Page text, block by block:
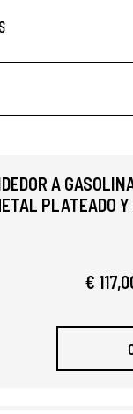
A
PLATEADO
€